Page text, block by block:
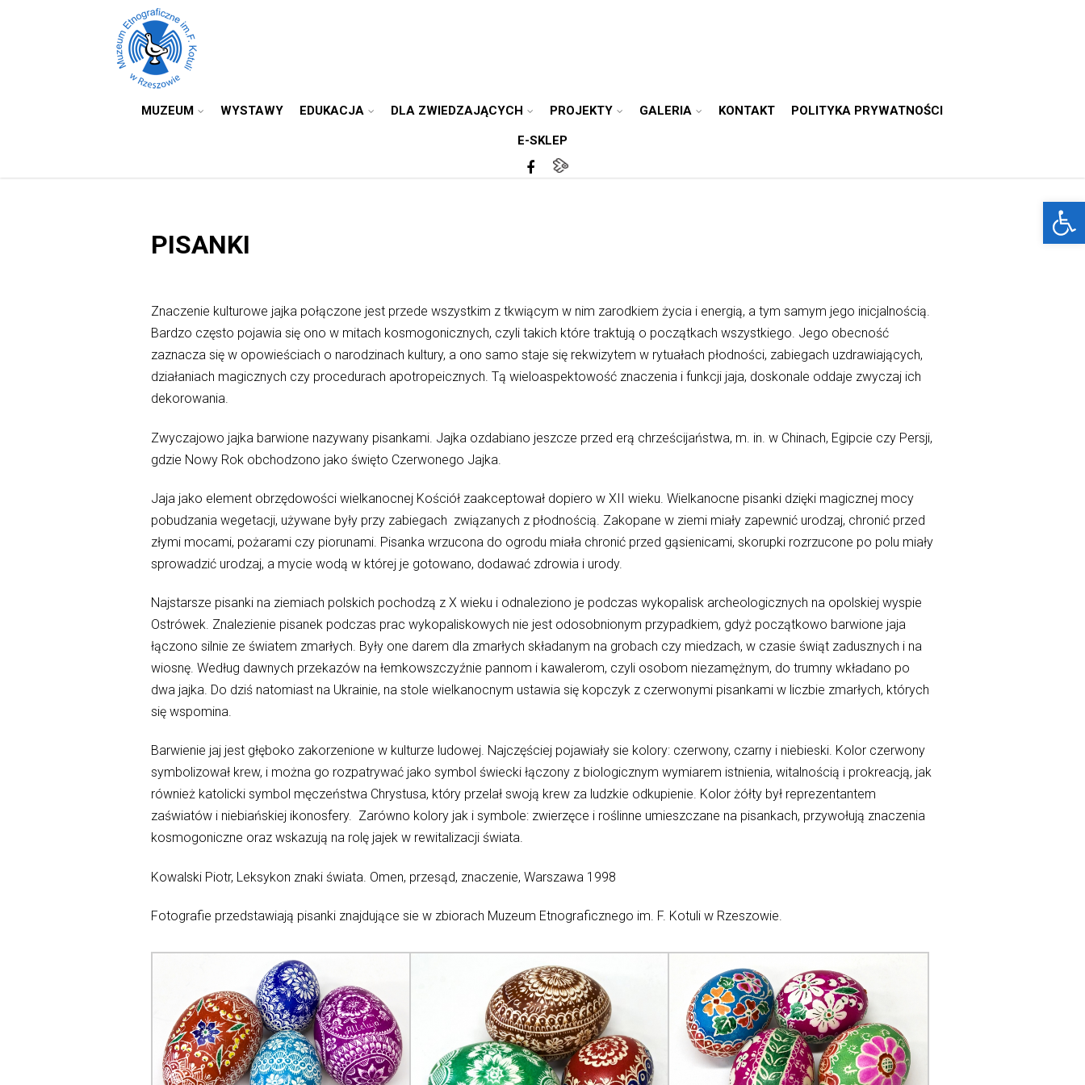
MUZEUM WYSTAWY EDUKACJA DLA ZWIEDZAJĄCYCH PROJEKTY GALERIA KONTAKT POLITYKA PRYWATNOŚCI
E-SKLEP
PISANKI
Znaczenie kulturowe jajka połączone jest przede wszystkim z tkwiącym w nim zarodkiem życia i energią, a tym samym jego inicjalnością.
Bardzo często pojawia się ono w mitach kosmogonicznych, czyli takich które traktują o początkach wszystkiego. Jego obecność
zaznacza się w opowieściach o narodzinach kultury, a ono samo staje się rekwizytem w rytuałach płodności, zabiegach uzdrawiających,
działaniach magicznych czy procedurach apotropeicznych. Tą wieloaspektowość znaczenia i funkcji jaja, doskonale oddaje zwyczaj ich
dekorowania.
Zwyczajowo jajka barwione nazywany pisankami. Jajka ozdabiano jeszcze przed erą chrześcijaństwa, m. in. w Chinach, Egipcie czy Persji,
gdzie Nowy Rok obchodzono jako święto Czerwonego Jajka.
Jaja jako element obrzędowości wielkanocnej Kościół zaakceptował dopiero w XII wieku. Wielkanocne pisanki dzięki magicznej mocy
pobudzania wegetacji, używane były przy zabiegach związanych z płodnością. Zakopane w ziemi miały zapewnić urodzaj, chronić przed
złymi mocami, pożarami czy piorunami. Pisanka wrzucona do ogrodu miała chronić przed gąsienicami, skorupki rozrzucone po polu miały
sprowadzić urodzaj, a mycie wodą w której je gotowano, dodawać zdrowia i urody.
Najstarsze pisanki na ziemiach polskich pochodzą z X wieku i odnaleziono je podczas wykopalisk archeologicznych na opolskiej wyspie
Ostrówek. Znalezienie pisanek podczas prac wykopaliskowych nie jest odosobnionym przypadkiem, gdyż początkowo barwione jaja
łączono silnie ze światem zmarłych. Były one darem dla zmarłych składanym na grobach czy miedzach, w czasie świąt zadusznych i na
wiosnę. Według dawnych przekazów na łemkowszczyźnie pannom i kawalerom, czyli osobom niezamężnym, do trumny wkładano po
dwa jajka. Do dziś natomiast na Ukrainie, na stole wielkanocnym ustawia się kopczyk z czerwonymi pisankami w liczbie zmarłych, których
się wspomina.
Barwienie jaj jest głęboko zakorzenione w kulturze ludowej. Najczęściej pojawiały sie kolory: czerwony, czarny i niebieski. Kolor czerwony
symbolizował krew, i można go rozpatrywać jako symbol świecki łączony z biologicznym wymiarem istnienia, witalnością i prokreacją, jak
również katolicki symbol męczeństwa Chrystusa, który przelał swoją krew za ludzkie odkupienie. Kolor żółty był reprezentantem
zaświatów i niebiańskiej ikonosfery. Zarówno kolory jak i symbole: zwierzęce i roślinne umieszczane na pisankach, przywołują znaczenia
kosmogoniczne oraz wskazują na rolę jajek w rewitalizacji świata.
Kowalski Piotr, Leksykon znaki świata. Omen, przesąd, znaczenie, Warszawa 1998
Fotografie przedstawiają pisanki znajdujące sie w zbiorach Muzeum Etnograficznego im. F. Kotuli w Rzeszowie.